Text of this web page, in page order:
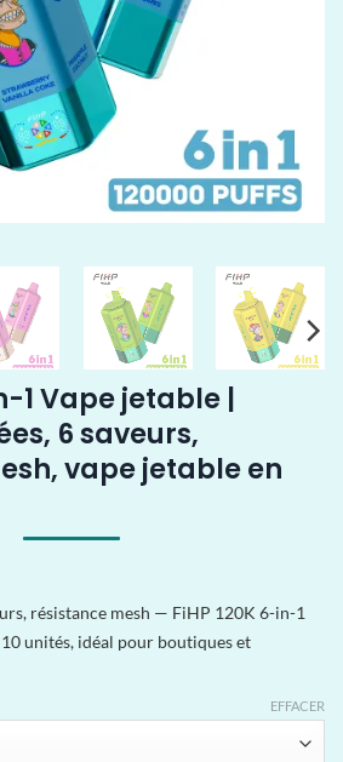
1 Vape jetable |
6 saveurs,
vape jetable en
résistance mesh — FiHP 120K 6-in-1
unités, idéal pour boutiques et
EFFACER